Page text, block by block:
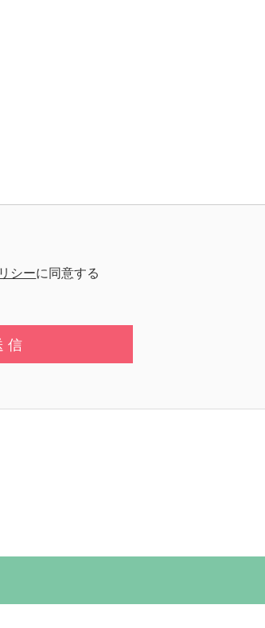
シーに同意する